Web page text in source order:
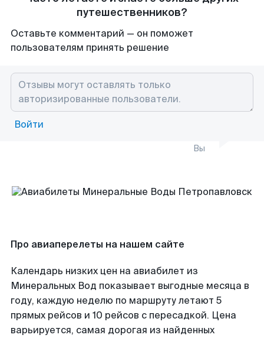
путешественников?
Оставьте комментарий — он поможет
пользователям принять решение
Войти
Вы
Про авиаперелеты на нашем сайте
Календарь низких цен на авиабилет из
Минеральных Вод показывает выгодные месяца в
году, каждую неделю по маршруту летают 5
прямых рейсов и 10 рейсов с пересадкой. Цена
варьируется, самая дорогая из найденных